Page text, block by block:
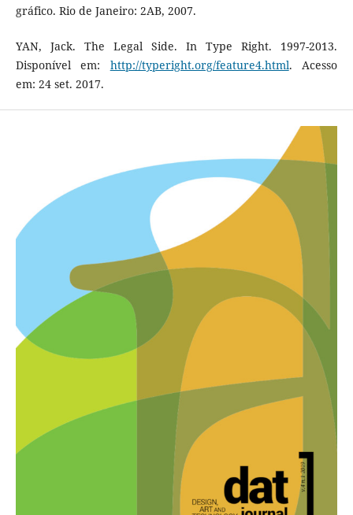
gráfico. Rio de Janeiro: 2AB, 2007.
YAN, Jack. The Legal Side. In Type Right. 1997-2013.
Disponível em: http://typeright.org/feature4.html. Acesso
em: 24 set. 2017.